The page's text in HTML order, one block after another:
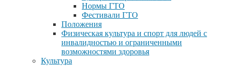
Нормы ГТО
Фестивали ГТО
Положения
Физическая культура и спорт для людей с
инвалидностью и ограниченными
возможностями здоровья
Культура